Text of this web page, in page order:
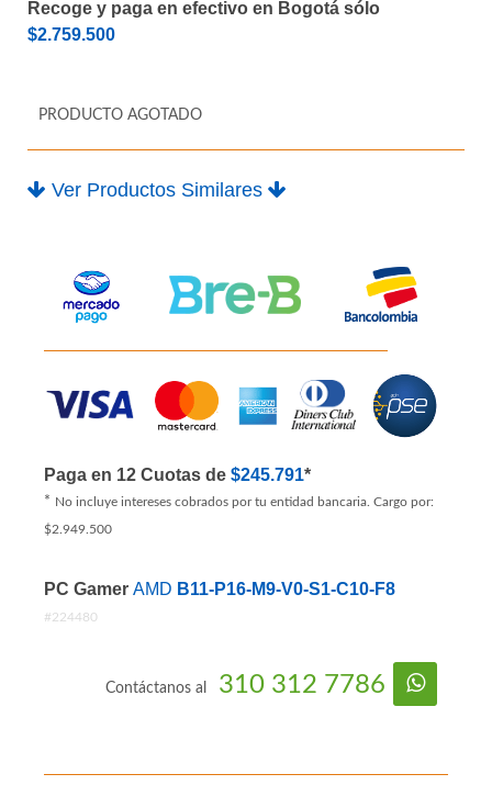
Recoge y paga en efectivo en Bogotá sólo
$2.759.500
Ver Productos Similares
Paga en 12 Cuotas de $245.791
310 312 7786